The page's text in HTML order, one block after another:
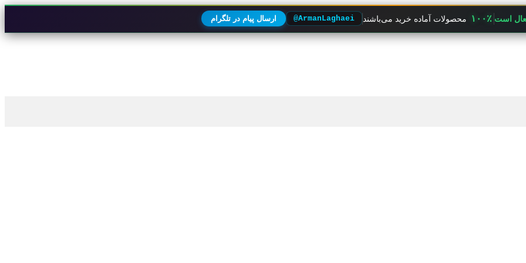
است ۱۰۰٪ محصولات آماده خرید می‌باشند @ArmanLaghaei ارسال پیام در تلگرام